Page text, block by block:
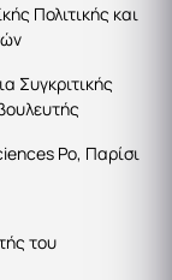
Πολιτικής και
Συγκριτικής
Po, Παρίσι
του